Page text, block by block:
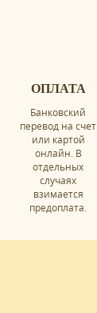
ОПЛАТА
Банковский
перевод на счет
или картой
онлайн. В
отдельных
случаях
взимается
предоплата.